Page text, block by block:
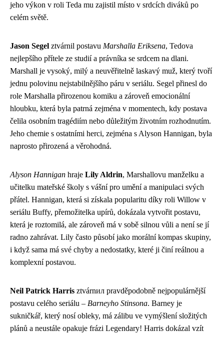
jeho výkon v roli Teda mu zajistil místo v srdcích diváků po
celém světě.
Jason Segel ztvárnil postavu Marshalla Eriksena, Tedova
nejlepšího přítele ze studií a právníka se srdcem na dlani.
Marshall je vysoký, milý a neuvěřitelně laskavý muž, který tvoří
jednu polovinu nejstabilnějšího páru v seriálu. Segel přinesl do
role Marshalla přirozenou komiku a zároveň emocionální
hloubku, která byla patrná zejména v momentech, kdy postava
čelila osobním tragédiím nebo důležitým životním rozhodnutím.
Jeho chemie s ostatními herci, zejména s Alyson Hannigan, byla
naprosto přirozená a věrohodná.
Alyson Hannigan hraje Lily Aldrin, Marshallovu manželku a
učitelku mateřské školy s vášní pro umění a manipulaci svých
přátel. Hannigan, která si získala popularitu díky roli Willow v
seriálu Buffy, přemožitelka upírů, dokázala vytvořit postavu,
která je roztomilá, ale zároveň má v sobě silnou vůli a není se jí
radno zahrávat. Lily často působí jako morální kompas skupiny,
i když sama má své chyby a nedostatky, které ji činí reálnou a
komplexní postavou.
Neil Patrick Harris ztvárnил pravděpodobně nejpopulárnější
postavu celého seriálu – Barneyho Stinsona. Barney je
sukničkář, který nosí obleky, má zálibu ve vymýšlení složitých
plánů a neustále opakuje frázi Legendary! Harris dokázal vzít